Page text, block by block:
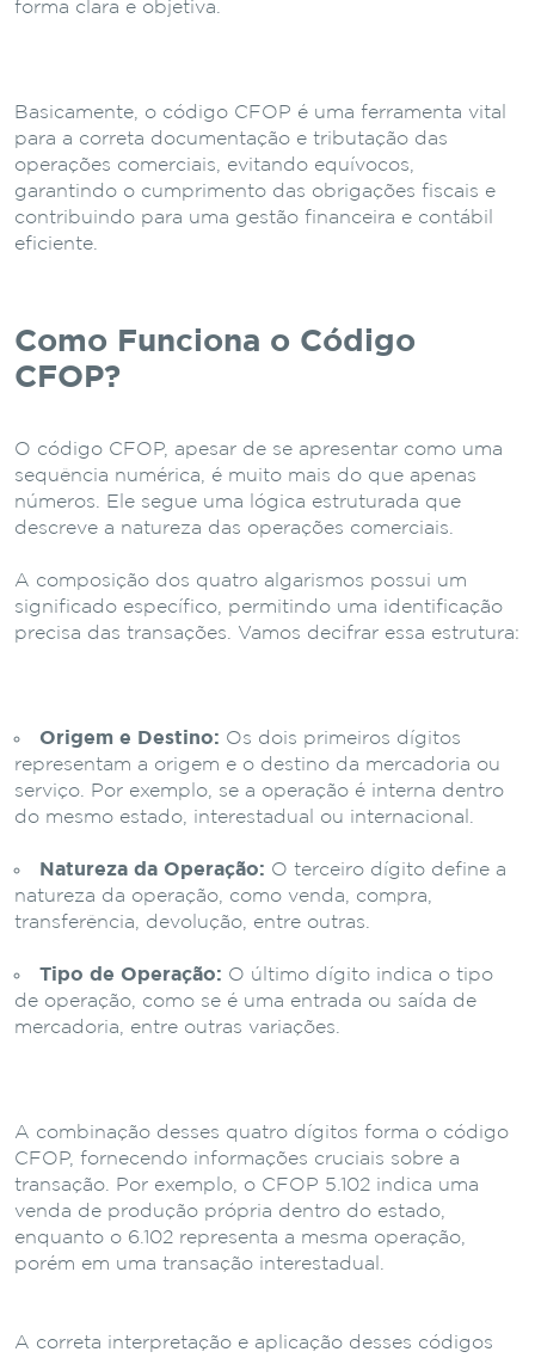
forma clara e objetiva.
Basicamente, o código CFOP é uma ferramenta vital
para a correta documentação e tributação das
operações comerciais, evitando equívocos,
garantindo o cumprimento das obrigações fiscais e
contribuindo para uma gestão financeira e contábil
eficiente.
Como Funciona o Código
CFOP?
O código CFOP, apesar de se apresentar como uma
sequência numérica, é muito mais do que apenas
números. Ele segue uma lógica estruturada que
descreve a natureza das operações comerciais.
A composição dos quatro algarismos possui um
significado específico, permitindo uma identificação
precisa das transações. Vamos decifrar essa estrutura:
Origem e Destino: Os dois primeiros dígitos
representam a origem e o destino da mercadoria ou
serviço. Por exemplo, se a operação é interna dentro
do mesmo estado, interestadual ou internacional.
Natureza da Operação: O terceiro dígito define a
natureza da operação, como venda, compra,
transferência, devolução, entre outras.
Tipo de Operação: O último dígito indica o tipo
de operação, como se é uma entrada ou saída de
mercadoria, entre outras variações.
A combinação desses quatro dígitos forma o código
CFOP, fornecendo informações cruciais sobre a
transação. Por exemplo, o CFOP 5.102 indica uma
venda de produção própria dentro do estado,
enquanto o 6.102 representa a mesma operação,
porém em uma transação interestadual.
A correta interpretação e aplicação desses códigos